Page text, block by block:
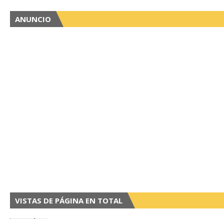
ANUNCIO
VISTAS DE PÁGINA EN TOTAL